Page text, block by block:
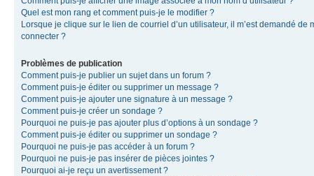
Quel est mon rang et comment puis-je le modifier ?
Lorsque je clique sur le lien de courriel d’un utilisateur, il m’est demandé de
connecter ?
Problèmes de publication
Comment puis-je publier un sujet dans un forum ?
Comment puis-je éditer ou supprimer un message ?
Comment puis-je ajouter une signature à un message ?
Comment puis-je créer un sondage ?
Pourquoi ne puis-je pas ajouter plus d’options à un sondage ?
Comment puis-je éditer ou supprimer un sondage ?
Pourquoi ne puis-je pas accéder à un forum ?
Pourquoi ne puis-je pas insérer de pièces jointes ?
Pourquoi ai-je reçu un avertissement ?